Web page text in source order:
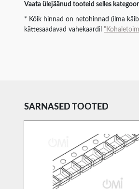
Vaata ülejäänud tooteid selles
* Kõik hinnad on netohinnad (ilma
kättesaadavad vahekaardil
SARNASED TOOTED